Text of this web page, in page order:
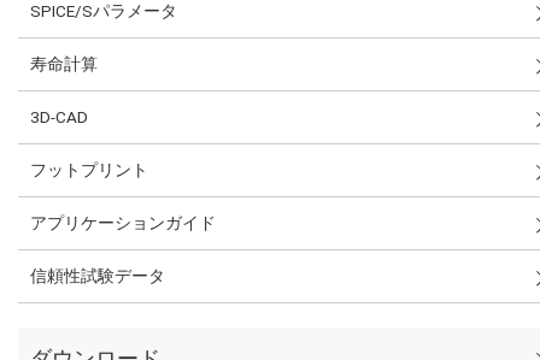
SPICE/Sパラメータ
寿命計算
3D-CAD
フットプリント
アプリケーションガイド
信頼性試験データ